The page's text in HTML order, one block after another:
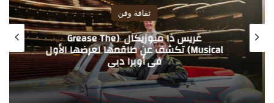
ثقافة وفن
غريس ذا ميوزيكال (Grease The
Musical) تكشف عن طاقمها لعرضها الأول
في أوبرا دبي